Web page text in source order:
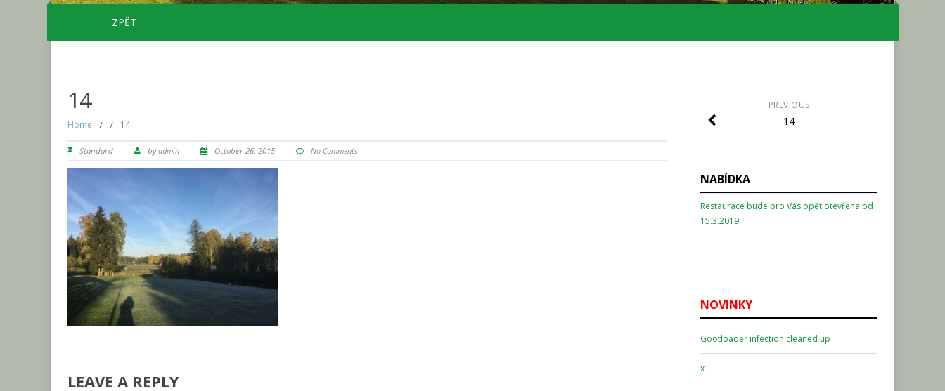
ZPĚT
14
Home / / 14
Standard - byadmin - October 26, 2015 - No Comments
LEAVE A REPLY
PREVIOUS
14
NABÍDKA
Restaurace bude pro Vás opět otevřena od
15.3.2019
NOVINKY
Gootloader infection cleaned up
x